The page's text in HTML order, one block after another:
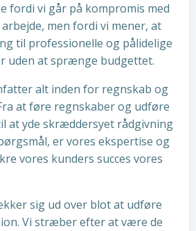
fordi vi går på kompromis med
men fordi vi mener, at
til professionelle og pålidelige
uden at sprænge budgettet.
alt inden for regnskab og
at føre regnskaber og udføre
at yde skræddersyet rådgivning
er vores ekspertise og
vores kunders succes vores
sig ud over blot at udføre
Vi stræber efter at være de